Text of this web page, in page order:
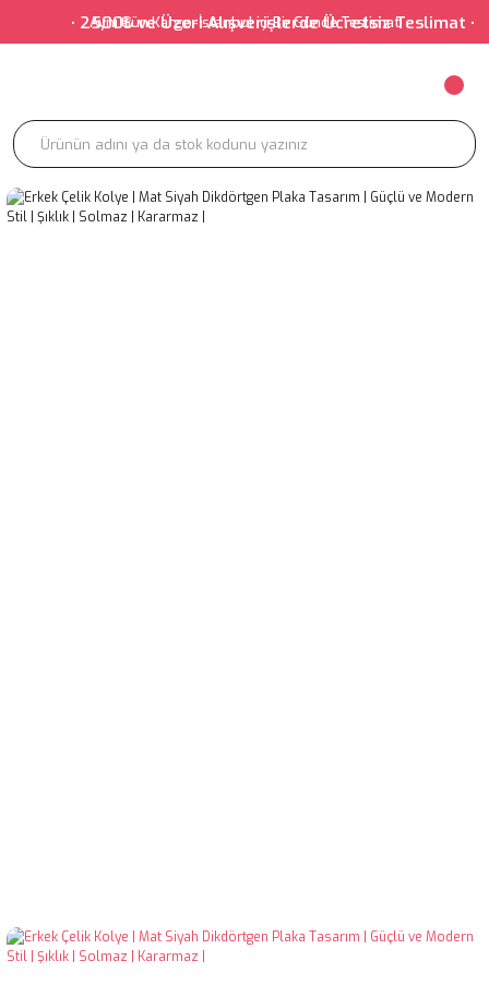
Aynı Gün Kargo-İstanbul içi Bir Günde Teslimat
• 2500₺ ve Üzeri Alışverişlerde Ücretsiz Teslimat •